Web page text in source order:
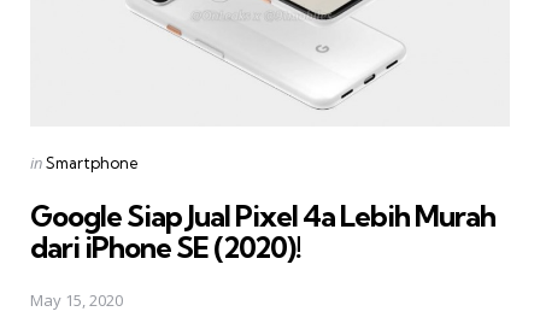
Posted
inSmartphone
Google Siap Jual Pixel 4a Lebih Murah
dari iPhone SE (2020)!
May 15, 2020